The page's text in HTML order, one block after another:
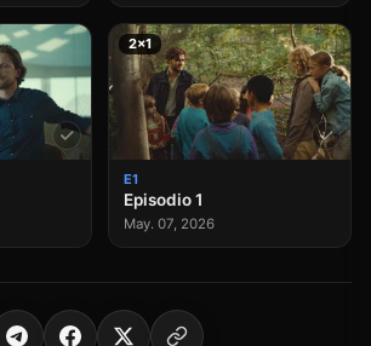
2×1
E1
Episodio 1
May. 07, 2026